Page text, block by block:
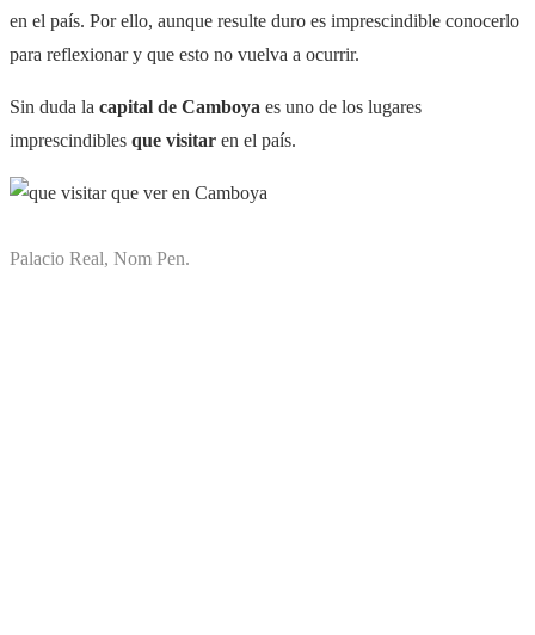
en el país. Por ello, aunque resulte duro es imprescindible conocerlo
para reflexionar y que esto no vuelva a ocurrir.
Sin duda la capital de Camboya es uno de los lugares
imprescindibles que visitar en el país.
Palacio Real, Nom Pen.